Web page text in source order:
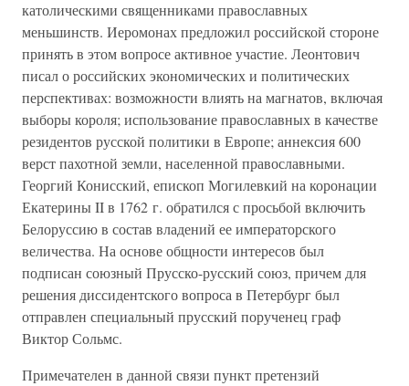
католическими священниками православных
меньшинств. Иеромонах предложил российской стороне
принять в этом вопросе активное участие. Леонтович
писал о российских экономических и политических
перспективах: возможности влиять на магнатов, включая
выборы короля; использование православных в качестве
резидентов русской политики в Европе; аннексия 600
верст пахотной земли, населенной православными.
Георгий Конисский, епископ Могилевкий на коронации
Екатерины II в 1762 г. обратился с просьбой включить
Белоруссию в состав владений ее императорского
величества. На основе общности интересов был
подписан союзный Прусско-русский союз, причем для
решения диссидентского вопроса в Петербург был
отправлен специальный прусский порученец граф
Виктор Сольмс.
Примечателен в данной связи пункт претензий